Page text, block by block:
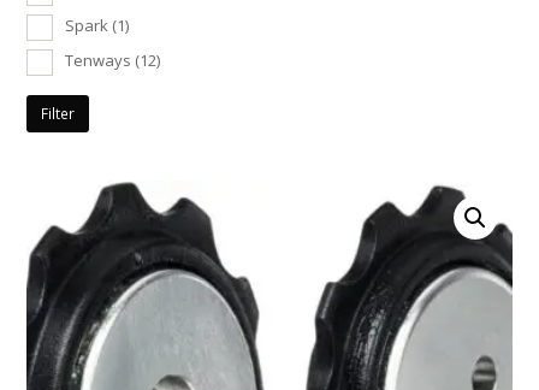
Spark (1)
Tenways (12)
Filter